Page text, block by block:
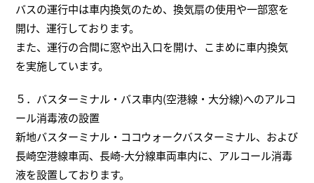
バスの運行中は車内換気のため、換気扇の使用や一部窓を
開け、運行しております。
また、運行の合間に窓や出入口を開け、こまめに車内換気
を実施しています。
５．バスターミナル・バス車内(空港線・大分線)へのアルコ
ール消毒液の設置
新地バスターミナル・ココウォークバスターミナル、および
長崎空港線車両、長崎-大分線車両車内に、アルコール消毒
液を設置しております。